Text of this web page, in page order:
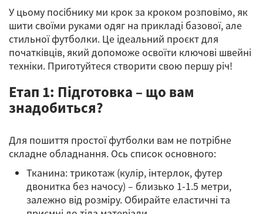
У цьому посібнику ми крок за кроком розповімо, як
шити своїми руками одяг на прикладі базової, але
стильної футболки. Це ідеальний проєкт для
початківців, який допоможе освоїти ключові швейні
техніки. Приготуйтеся створити свою першу річ!
Етап 1: Підготовка – що вам
знадобиться?
Для пошиття простої футболки вам не потрібне
складне обладнання. Ось список основного:
Тканина: трикотаж (кулір, інтерлок, футер
двонитка без начосу) – близько 1-1.5 метри,
залежно від розміру. Обирайте еластичні та